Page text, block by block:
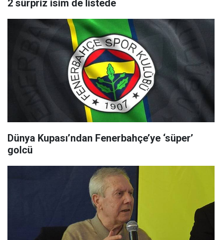
2 sürpriz isim de listede
Dünya Kupası’ndan Fenerbahçe’ye ‘süper’
golcü